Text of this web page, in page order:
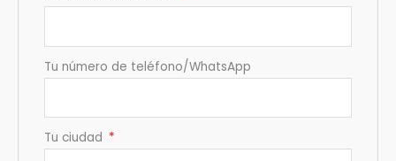
Tu número de teléfono/WhatsApp
Tu ciudad